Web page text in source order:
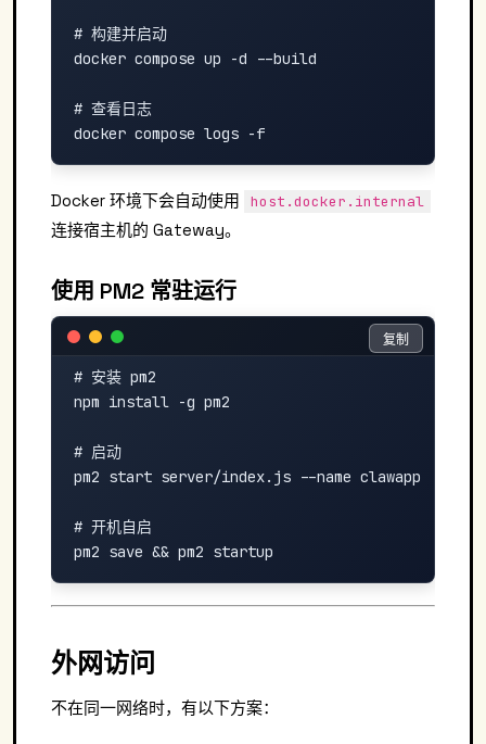
# 构建并启动
docker compose up -d --build
# 查看日志
Docker 环境下会自动使用 host.docker.internal
连接宿主机的 Gateway。
使用 PM2 常驻运行
# 安装 pm2
npm install -g pm2
# 启动
pm2 start server/index.js --name clawapp
# 开机自启
复制
复制
外网访问
不在同一网络时，有以下方案：